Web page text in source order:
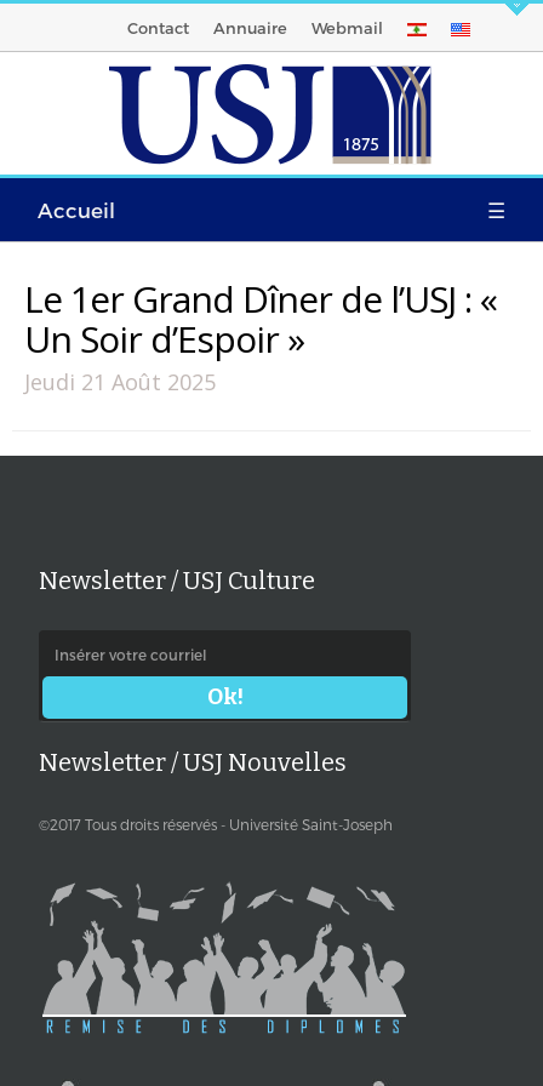
Contact Annuaire Webmail
Accueil ☰
Le 1er Grand Dîner de l’USJ : «
Un Soir d’Espoir »
Jeudi 21 Août 2025
Newsletter / USJ Culture
Newsletter / USJ Nouvelles
©2017 Tous droits réservés - Université Saint-Joseph